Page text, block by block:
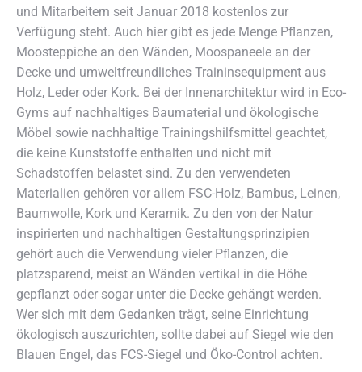
und Mitarbeitern seit Januar 2018 kostenlos zur
Verfügung steht. Auch hier gibt es jede Menge Pflanzen,
Moosteppiche an den Wänden, Moospaneele an der
Decke und umweltfreundliches Traininsequipment aus
Holz, Leder oder Kork. Bei der Innenarchitektur wird in Eco-
Gyms auf nachhaltiges Baumaterial und ökologische
Möbel sowie nachhaltige Trainingshilfsmittel geachtet,
die keine Kunststoffe enthalten und nicht mit
Schadstoffen belastet sind. Zu den verwendeten
Materialien gehören vor allem FSC-Holz, Bambus, Leinen,
Baumwolle, Kork und Keramik. Zu den von der Natur
inspirierten und nachhaltigen Gestaltungsprinzipien
gehört auch die Verwendung vieler Pflanzen, die
platzsparend, meist an Wänden vertikal in die Höhe
gepflanzt oder sogar unter die Decke gehängt werden.
Wer sich mit dem Gedanken trägt, seine Einrichtung
ökologisch auszurichten, sollte dabei auf Siegel wie den
Blauen Engel, das FCS-Siegel und Öko-Control achten.